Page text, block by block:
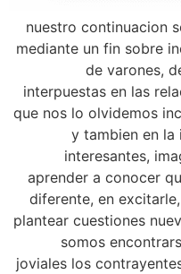
nuestro continuacion
mediante un fin sobre
de varones,
interpuestas en las
que nos lo olvidemos
y tambien en
interesantes,
aprender a conocer
diferente, en
plantear cuestiones
somos
joviales los